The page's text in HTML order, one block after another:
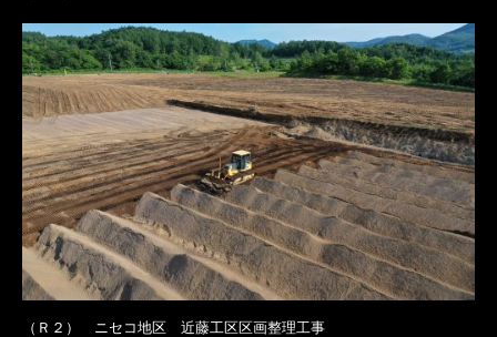
（Ｒ２） ニセコ地区 近藤工区区画整理工事